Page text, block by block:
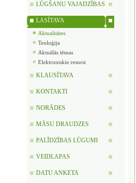
LŪGŠANU VAJADZĪBAS
LASĪTAVA
Aktualitātes
Teoloģija
Aktuālās tēmas
Elektroniskie resursi
KLAUSĪTAVA
KONTAKTI
NORĀDES
MĀSU DRAUDZES
PALĪDZĪBAS LŪGUMI
VEIDLAPAS
DATU ANKETA